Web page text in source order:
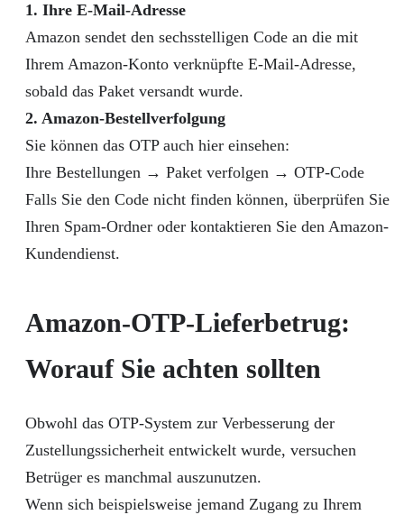
1. Ihre E-Mail-Adresse
Amazon sendet den sechsstelligen Code an die mit
Ihrem Amazon-Konto verknüpfte E-Mail-Adresse,
sobald das Paket versandt wurde.
2. Amazon-Bestellverfolgung
Sie können das OTP auch hier einsehen:
Ihre Bestellungen → Paket verfolgen → OTP-Code
Falls Sie den Code nicht finden können, überprüfen Sie
Ihren Spam-Ordner oder kontaktieren Sie den Amazon-
Kundendienst.
Amazon-OTP-Lieferbetrug:
Worauf Sie achten sollten
Obwohl das OTP-System zur Verbesserung der
Zustellungssicherheit entwickelt wurde, versuchen
Betrüger es manchmal auszunutzen.
Wenn sich beispielsweise jemand Zugang zu Ihrem